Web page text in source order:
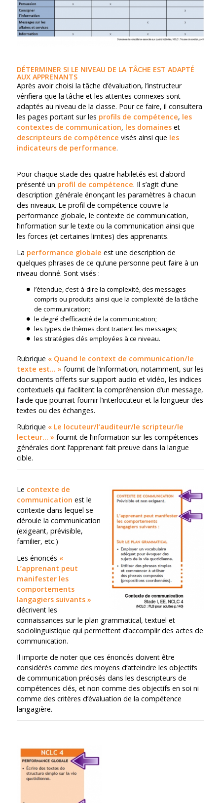
DÉTERMINER SI LE NIVEAU DE LA TÂCHE EST ADAPTÉ
AUX APPRENANTS
Après avoir choisi la tâche d’évaluation, l’instructeur
vérifiera que la tâche et les attentes connexes sont
adaptés au niveau de la classe. Pour ce faire, il consultera
les pages portant sur les profils de compétence, les
contextes de communication, les domaineset
descripteurs de compétence visés ainsi que les
indicateurs de performance.
Pour chaque stade des quatre habiletés est d’abord
présenté un profil de compétence. Il s’agit d’une
description générale énonçant les paramètres à chacun
des niveaux. Le profil de compétence couvre la
performance globale, le contexte de communication,
l’information sur le texte ou la communication ainsi que
les forces (et certaines limites) des apprenants.
La performance globale est une description de
quelques phrases de ce qu’une personne peut faire à un
niveau donné. Sont visés :
l’étendue, c’est-à-dire la complexité, des messages
compris ou produits ainsi que la complexité de la tâche
de communication;
le degré d’efficacité de la communication;
les types de thèmes dont traitent les messages;
les stratégies clés employées à ce niveau.
Rubrique « Quand le context de communication/le
texte est… » fournit de l’information, notamment, sur les
documents offerts sur support audio et vidéo, les indices
contextuels qui facilitent la compréhension d’un message,
l’aide que pourrait fournir l’interlocuteur et la longueur des
textes ou des échanges.
Rubrique « Le locuteur/l’auditeur/le scripteur/le
lecteur… » fournit de l’information sur les compétences
générales dont l’apprenant fait preuve dans la langue
cible.
Le contexte de
communication est le
contexte dans lequel se
déroule la communication
(exigeant, prévisible,
familier, etc.)
Les énoncés «
L’apprenant peut
manifester les
comportements
langagiers suivants »
décrivent les
connaissances sur le plan grammatical, textuel et
sociolinguistique qui permettent d’accomplir des actes de
communication.
Il importe de noter que ces énoncés doivent être
considérés comme des moyens d’atteindre les objectifs
de communication précisés dans les descripteurs de
compétences clés, et non comme des objectifs en soi ni
comme des critères d’évaluation de la compétence
langagière.